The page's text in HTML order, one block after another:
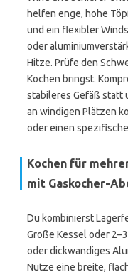
helfen enge, hohe
und ein flexibler
oder
Hitze. Prüfe den
Kochen bringst.
stabileres Gefäß statt
an windigen Plätzen
oder einen
Kochen für
mit Gaskocher-
Du kombinierst
Große Kessel oder
oder dickwandiges
Nutze eine breite,